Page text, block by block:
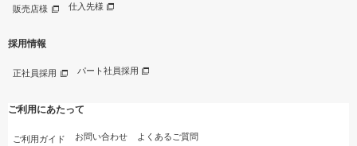
販売店様 仕入先様
採用情報
正社員採用 パート社員採用
ご利用にあたって
ご利用ガイド お問い合わせ よくあるご質問